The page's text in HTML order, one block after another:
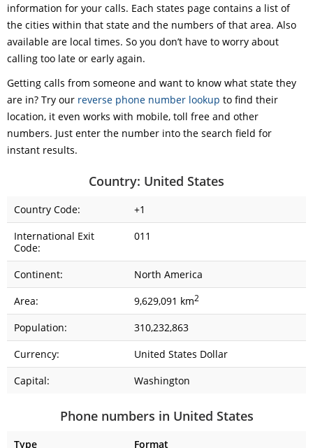
information for your calls. Each states page contains a list of
the cities within that state and the numbers of that area. Also
available are local times. So you don’t have to worry about
calling too late or early again.
Getting calls from someone and want to know what state they
are in? Try our reverse phone number lookup to find their
location, it even works with mobile, toll free and other
numbers. Just enter the number into the search field for
instant results.
Country: United States
Country Code:
+1
International Exit
Code:
011
Continent:
North America
Area:
9,629,091 km2
Population:
310,232,863
Currency:
United States Dollar
Capital:
Washington
Phone numbers in United States
Type Format